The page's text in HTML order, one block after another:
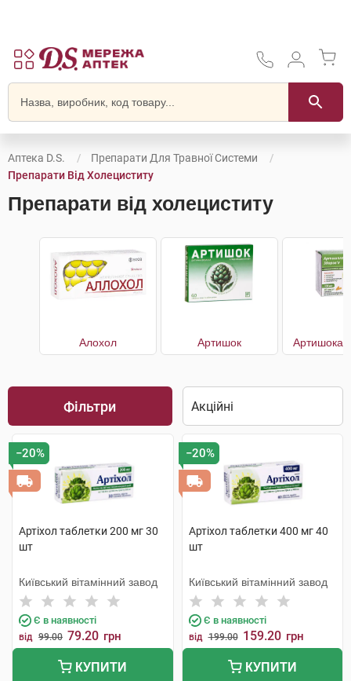
Аптека D.S.
Препарати Для Травної Системи
Препарати Від Холециститу
Препарати від холециститу
Алохол Артишок Артишока
Фільтри
−20%
Артіхол таблетки 200 мг 30
шт
Київський вітамінний завод
Є в наявності
від 99.00 79.20 грн
КУПИТИ
−20%
Артіхол таблетки 400 мг 40
шт
Київський вітамінний завод
Є в наявності
від 199.00 159.20 грн
КУПИТИ